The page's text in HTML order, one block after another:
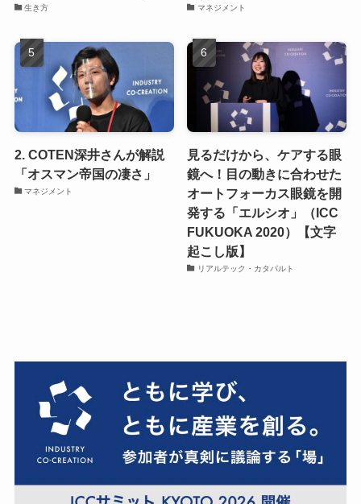
生き方 マネジメント
2. COTEN深井さんが解説
「オスマン帝国の凄さ」
マネジメント
見るだけから、ケアする眼
鏡へ！目の動きに合わせた
オートフォーカス眼鏡を開
発する「エルシオ」（ICC
FUKUOKA 2020）【文字
起こし版】
リアルテック・カタパルト